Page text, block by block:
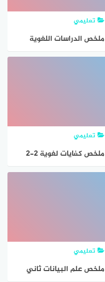
تعليمي
ملخص الدراسات اللغوية
ثاني ثانوي مسارات 1447
تعليمي
ملخص كفايات لغوية 2-2
ثاني ثانوي مسارات الفصل
تعليمي
ملخص علم البيانات ثاني